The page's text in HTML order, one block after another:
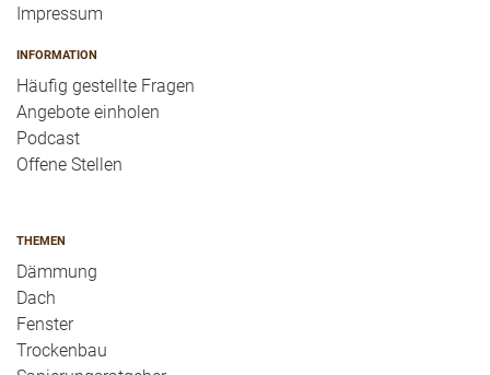
Impressum
INFORMATION
Häufig gestellte Fragen
Angebote einholen
Podcast
Offene Stellen
THEMEN
Dämmung
Dach
Fenster
Trockenbau